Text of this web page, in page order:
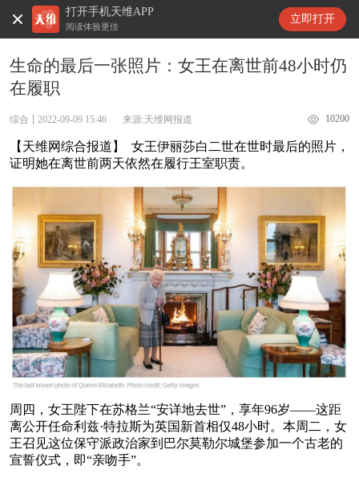
打开手机天维APP
阅读体验更佳
立即打开
天维新闻
生命的最后一张照片：女王在离世前48小时仍
在履职
综合 2022-09-09 15:46 来源:天维网报道 10200
【天维网综合报道】 女王伊丽莎白二世在世时最后的照片，
证明她在离世前两天依然在履行王室职责。
周四，女王陛下在苏格兰“安详地去世”，享年96岁——这距
离公开任命利兹·特拉斯为英国新首相仅48小时。本周二，女
王召见这位保守派政治家到巴尔莫勒尔城堡参加一个古老的
宣誓仪式，即“亲吻手”。